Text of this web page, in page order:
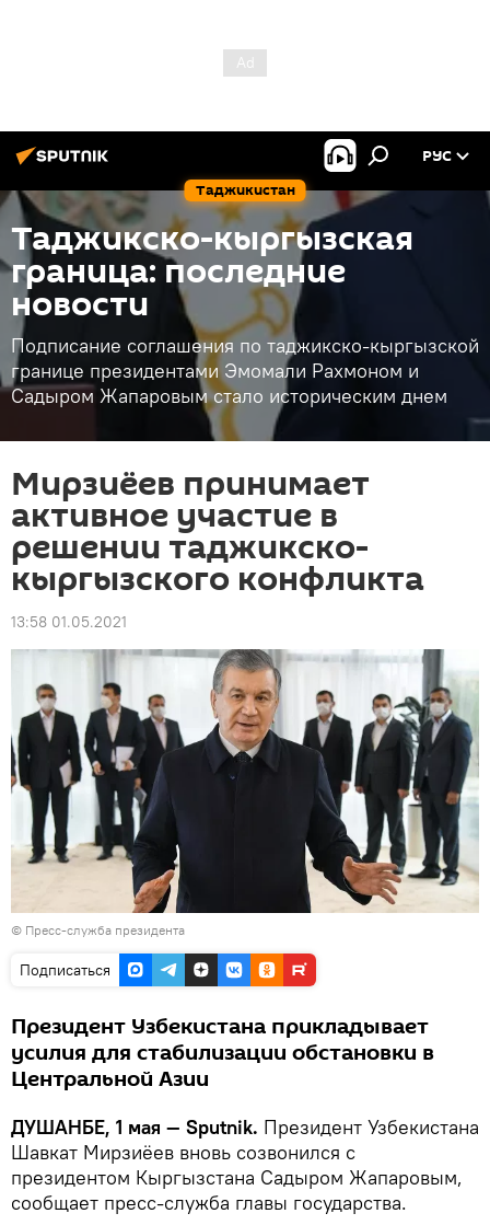
Таджикистан
РУС
Таджикско-кыргызская
граница: последние
новости
Подписание соглашения по таджикско-кыргызской
границе президентами Эмомали Рахмоном и
Садыром Жапаровым стало историческим днем
Мирзиёев принимает
активное участие в
решении таджикско-
кыргызского конфликта
13:58 01.05.2021
© Пресс-служба президента
Подписаться
Президент Узбекистана прикладывает
усилия для стабилизации обстановки в
Центральной Азии
ДУШАНБЕ, 1 мая — Sputnik. Президент Узбекистана
Шавкат Мирзиёев вновь созвонился с
президентом Кыргызстана Садыром Жапаровым,
сообщает пресс-служба главы государства.